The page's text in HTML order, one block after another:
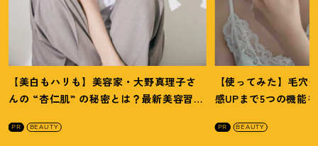
【美白もハリも】美容家・大野真理子さ
んの “杏仁肌” の秘密とは ？ 最新美容習慣
PR BEAUTY
【使ってみた】毛穴
感UPまで5つの機能
PR BEAUTY